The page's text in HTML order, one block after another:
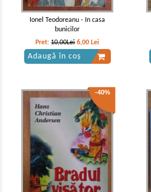
Ionel Teodoreanu - In casa
bunicilor
Pret:10,00Lei 6,00 Lei
Adaugă în coș
-40%